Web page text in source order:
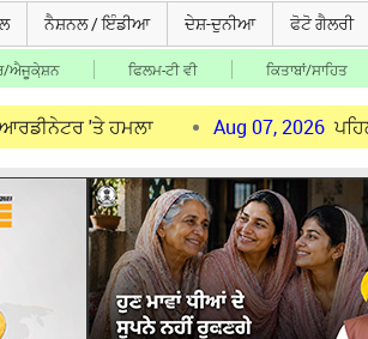
ਨੈਸ਼ਨਲ / ਇੰਡੀਆ ਦੇਸ਼-ਦੁਨੀਆ ਫੋਟੋ ਗੈਲਰੀ
ਐਜੂਕੇ਼ਸ਼ਨ ਫਿਲਮ-ਟੀ ਵੀ ਕਿਤਾਬਾਂ/ਸਾਹਿਤ
ਹਮਲਾ Aug 07, 2026 ਪਹਿਲੀ ਬਰਸੀ 'ਤੇ